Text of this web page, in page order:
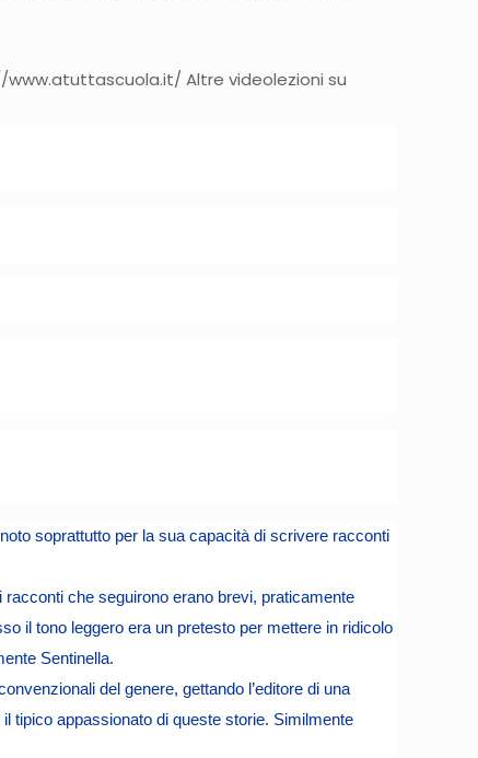
Altre videolezioni su
soprattutto per la sua capacità di scrivere racconti
che seguirono erano brevi, praticamente
il tono leggero era un pretesto per mettere in ridicolo
Sentinella.
del genere, gettando l’editore di una
tipico appassionato di queste storie. Similmente